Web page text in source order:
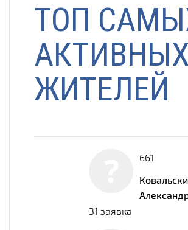
ТОП
АКТИВНЫХ
ЖИТЕЛЕЙ
661
31 заявка